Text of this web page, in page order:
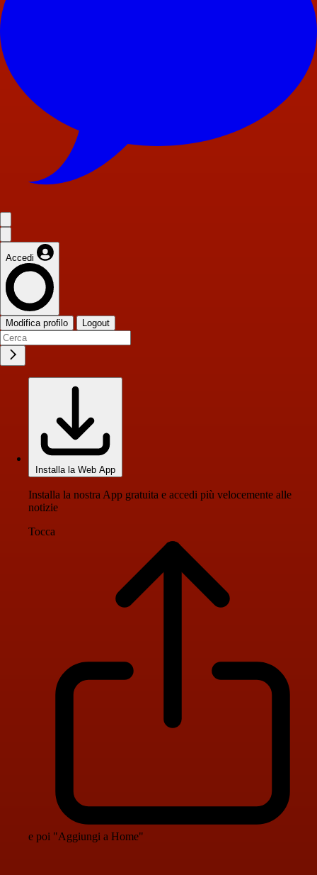
Accedi
Modifica profilo Logout
Installa la Web App
Installa la nostra App gratuita e accedi più velocemente alle
notizie
Tocca
e poi "Aggiungi a Home"